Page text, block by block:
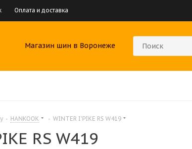
Оплата и доставка
Магазин шин в Воронеже
- HANKOOK - WINTER I'PIKE RS W419
RS W419